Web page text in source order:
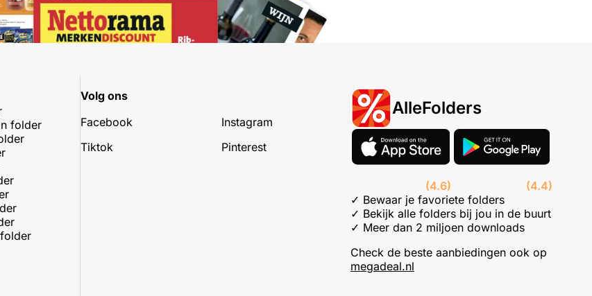
folder
Volg ons
Facebook
Instagram
Tiktok
Pinterest
AlleFolders
(4.6)
(4.4)
✓ Bewaar je favoriete folders
✓ Bekijk alle folders bij jou in de buurt
✓ Meer dan 2 miljoen downloads
Check de beste aanbiedingen ook op
megadeal.nl